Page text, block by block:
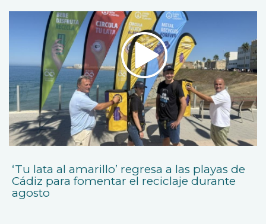
‘Tu lata al amarillo’ regresa a las playas de
Cádiz para fomentar el reciclaje durante
agosto